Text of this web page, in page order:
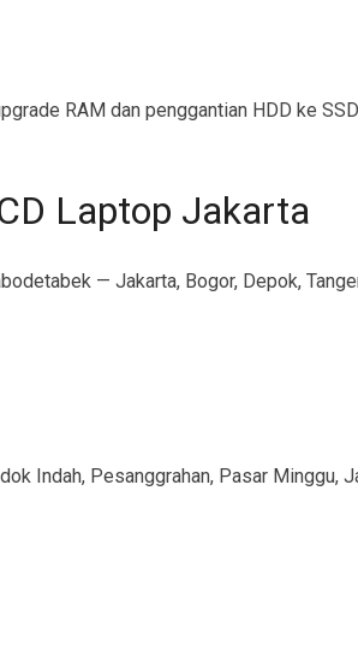
RAM dan penggantian HDD ke
Laptop Jakarta
— Jakarta, Bogor, Depok,
Indah, Pesanggrahan, Pasar Minggu,